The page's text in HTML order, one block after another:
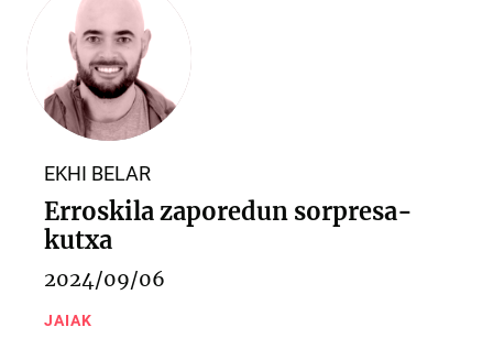
EKHI BELAR
Erroskila zaporedun sorpresa-
kutxa
2024/09/06
JAIAK